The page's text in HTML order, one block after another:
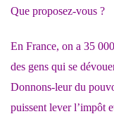
Que proposez-vous ?
En France, on a 35
des gens qui se
Donnons-leur du
puissent lever l’impôt